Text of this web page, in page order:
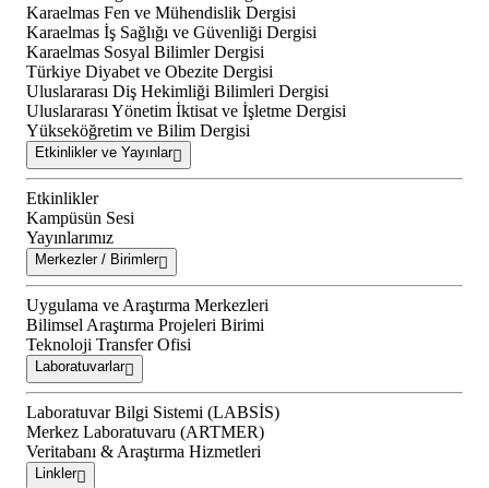
Karaelmas Fen ve Mühendislik Dergisi
Karaelmas İş Sağlığı ve Güvenliği Dergisi
Karaelmas Sosyal Bilimler Dergisi
Türkiye Diyabet ve Obezite Dergisi
Uluslararası Diş Hekimliği Bilimleri Dergisi
Uluslararası Yönetim İktisat ve İşletme Dergisi
Yükseköğretim ve Bilim Dergisi
Etkinlikler ve Yayınlar
Etkinlikler
Kampüsün Sesi
Yayınlarımız
Merkezler / Birimler
Uygulama ve Araştırma Merkezleri
Bilimsel Araştırma Projeleri Birimi
Teknoloji Transfer Ofisi
Laboratuvarlar
Laboratuvar Bilgi Sistemi (LABSİS)
Merkez Laboratuvaru (ARTMER)
Veritabanı & Araştırma Hizmetleri
Linkler